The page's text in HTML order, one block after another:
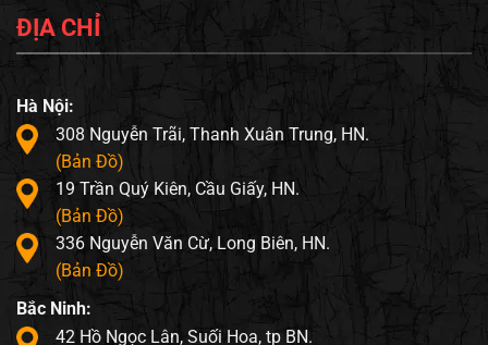
ĐỊA CHỈ
Hà Nội:
308 Nguyễn Trãi, Thanh Xuân Trung, HN.
(Bản Đồ)
19 Trần Quý Kiên, Cầu Giấy, HN.
(Bản Đồ)
336 Nguyễn Văn Cừ, Long Biên, HN.
(Bản Đồ)
Bắc Ninh:
42 Hồ Ngọc Lân, Suối Hoa, tp BN.